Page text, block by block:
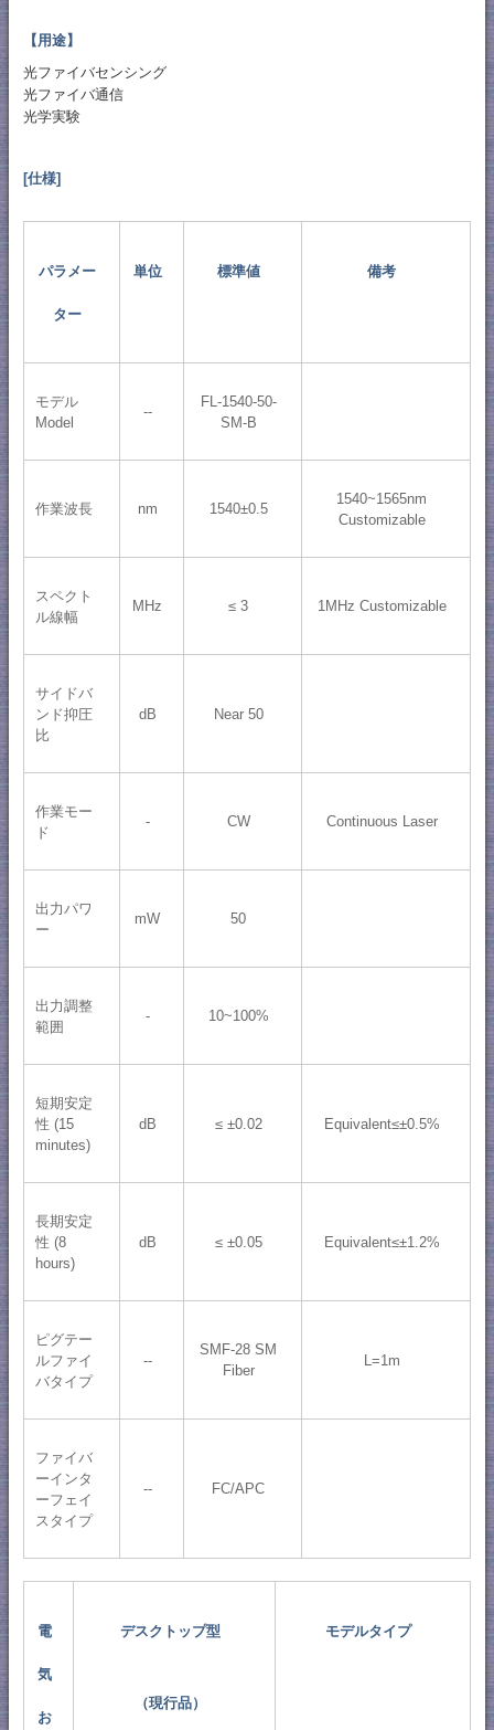
【用途】
光ファイバセンシング
光ファイバ通信
光学実験
[仕様]
パラメー
ター
単位 標準値 備考
モデル
Model
--
FL-1540-50-
SM-B
作業波長 nm 1540±0.5
1540~1565nm
Customizable
スペクト
ル線幅
MHz ≤ 3 1MHz Customizable
サイドバ
ンド抑圧
比
dB Near 50
作業モー
ド
- CW Continuous Laser
出力パワ
ー
mW 50
出力調整
範囲
- 10~100%
短期安定
性 (15
minutes)
dB ≤ ±0.02 Equivalent≤±0.5%
長期安定
性 (8
hours)
dB ≤ ±0.05 Equivalent≤±1.2%
ピグテー
ルファイ
バタイプ
--
SMF-28 SM
Fiber
L=1m
ファイバ
ーインタ
ーフェイ
スタイプ
-- FC/APC
電
気
お
デスクトップ型
（現行品）
モデルタイプ